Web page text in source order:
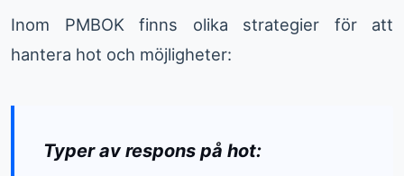
Inom PMBOK finns olika strategier för att
hantera hot och möjligheter:
Typer av respons på hot: